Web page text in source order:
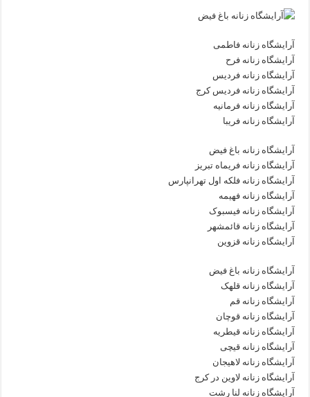
آرایشگاه زنانه فاطمی
آرایشگاه زنانه فرح
آرایشگاه زنانه فردیس
آرایشگاه زنانه فردیس کرج
آرایشگاه زنانه فرمانیه
آرایشگاه زنانه فریبا
آرایشگاه زنانه باغ فیض
آرایشگاه زنانه فریماه تبریز
آرایشگاه زنانه فلکه اول تهرانپارس
آرایشگاه زنانه فهیمه
آرایشگاه زنانه فیسبوک
آرایشگاه زنانه قائمشهر
آرایشگاه زنانه قزوین
آرایشگاه زنانه باغ فیض
آرایشگاه زنانه قلهک
آرایشگاه زنانه قم
آرایشگاه زنانه قوچان
آرایشگاه زنانه قیطریه
آرایشگاه زنانه قیچی
آرایشگاه زنانه لاهیجان
آرایشگاه زنانه لاوین در کرج
آرایشگاه زنانه لنا رشت